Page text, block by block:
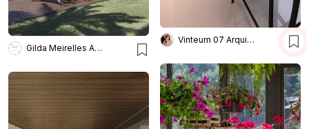
Vinteum 07 Arquitetura e Design
Gilda Meirelles Arquitetura